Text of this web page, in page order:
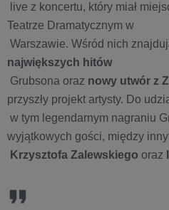
live z koncertu, który miał
Teatrze Dramatycznym w
Warszawie. Wśród nich
największych hitów
Grubsona oraz nowy utwór z
przyszły projekt artysty. Do
w tym legendarnym nagraniu
wyjątkowych gości, między
Krzysztofa Zalewskiego oraz